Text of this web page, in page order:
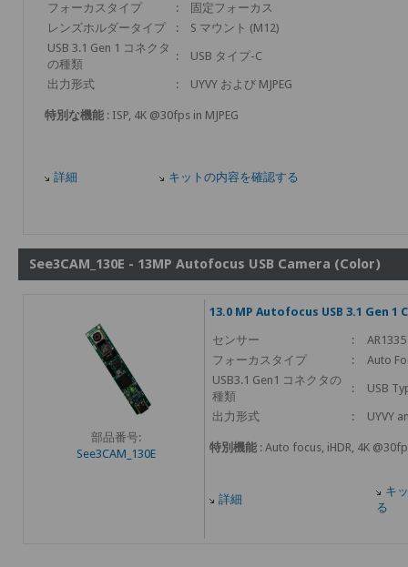
フォーカスタイプ
:
固定フォーカス
レンズホルダータイプ
:
S マウント (M12)
USB 3.1 Gen 1 コネクタ
の種類
: USB タイプ-C
出力形式 : UYVY および MJPEG
特別な機能 : ISP, 4K @30fps in MJPEG
詳細 キットの内容を確認する
See3CAM_130E - 13MP Autofocus USB Camera (Color)
部品番号:
See3CAM_130E
13.0 MP Autofocus USB 3.1 Gen 1
センサー :
AR1335
フォーカスタイプ
:
Auto
USB3.1 Gen1 コネクタの
種類
: USB
出力形式 : UYVY
特別機能 : Auto focus, iHDR, 4K
詳細
キ
る